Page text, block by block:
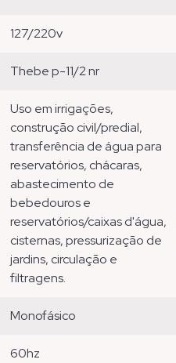
127/220v
thebe p-11/2 nr
uso em irrigações,
construção civil/predial,
transferência de água para
reservatórios, chácaras,
abastecimento de
bebedouros e
reservatórios/caixas d'água,
cisternas, pressurização de
jardins, circulação e
filtragens.
monofásico
60hz